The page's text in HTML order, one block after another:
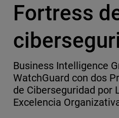
Fortress
Business Intelligence
WatchGuard con dos
de Ciberseguridad por
Excelencia